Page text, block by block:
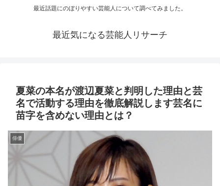
最近話題にのぼりやすい芸能人について調べてみました。
最近気になる芸能人リサーチ
夏菜の本名が渡辺夏菜と判明した理由と芸
名で活動する理由を徹底解説します芸名に
苗字を含めない理由とは？
俳優